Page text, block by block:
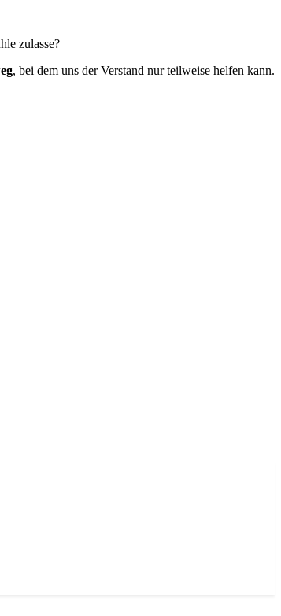
zulasse?
, bei dem uns der Verstand nur teilweise helfen kann.